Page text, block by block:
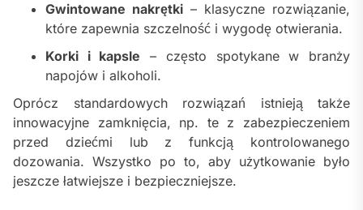
Gwintowane nakrętki – klasyczne rozwiązanie,
które zapewnia szczelność i wygodę otwierania.
Korki i kapsle – często spotykane w branży
napojów i alkoholi.
Oprócz standardowych rozwiązań istnieją także
innowacyjne zamknięcia, np. te z zabezpieczeniem
przed dziećmi lub z funkcją kontrolowanego
dozowania. Wszystko po to, aby użytkowanie było
jeszcze łatwiejsze i bezpieczniejsze.